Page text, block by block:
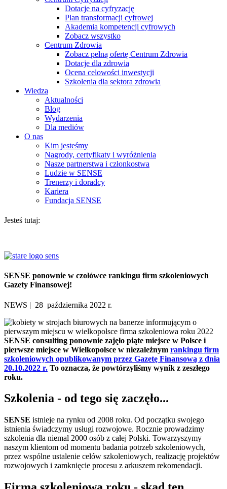
Dotacje na cyfryzację
Plan transformacji cyfrowej
Akademia kompetencji cyfrowych
Zobacz wszystko
Centrum Zdrowia
Zobacz pełną ofertę Centrum Zdrowia
Dotacje dla zdrowia
Ocena celowości inwestycji
Szkolenia dla sektora zdrowia
Wiedza
Aktualności
Blog
Wydarzenia
Dla mediów
O nas
Kim jesteśmy
Nagrody, certyfikaty i wyróżnienia
Nasze partnerstwa i członkostwa
Ludzie w SENSE
Trenerzy i doradcy
Kariera
Fundacja SENSE
Jesteś tutaj:
SENSE ponownie w czołówce rankingu firm szkoleniowych
Gazety Finansowej!
NEWS | 28 października 2022 r.
SENSE consulting ponownie zajęło piąte miejsce w Polsce i
pierwsze miejsce w Wielkopolsce w niezależnym rankingu firm
szkoleniowych opublikowanym przez Gazetę Finansową z dnia
20.10.2022 r. To oznacza, że powtórzyliśmy wynik z zeszłego
roku.
Szkolenia - od tego się zaczęło...
SENSE istnieje na rynku od 2008 roku. Od początku swojego
istnienia świadczymy usługi rozwojowe. Rocznie prowadzimy
szkolenia dla niemal 2000 osób z całej Polski. Towarzyszymy
naszym klientom od momentu badania potrzeb szkoleniowych,
przez wspólne ustalenie celów szkoleniowych, realizację projektów
rozwojowych i zamknięcie procesu z arkuszem rekomendacji.